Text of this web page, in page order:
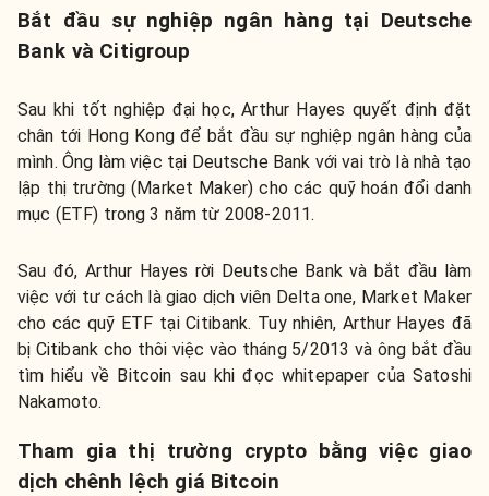
Bắt đầu sự nghiệp ngân hàng tại Deutsche
Bank và Citigroup
Sau khi tốt nghiệp đại học, Arthur Hayes quyết định đặt
chân tới Hong Kong để bắt đầu sự nghiệp ngân hàng của
mình. Ông làm việc tại Deutsche Bank với vai trò là nhà tạo
lập thị trường (Market Maker) cho các quỹ hoán đổi danh
mục (ETF) trong 3 năm từ 2008-2011.
Sau đó, Arthur Hayes rời Deutsche Bank và bắt đầu làm
việc với tư cách là giao dịch viên Delta one, Market Maker
cho các quỹ ETF tại Citibank. Tuy nhiên, Arthur Hayes đã
bị Citibank cho thôi việc vào tháng 5/2013 và ông bắt đầu
tìm hiểu về Bitcoin sau khi đọc whitepaper của Satoshi
Nakamoto.
Tham gia thị trường crypto bằng việc giao
dịch chênh lệch giá Bitcoin